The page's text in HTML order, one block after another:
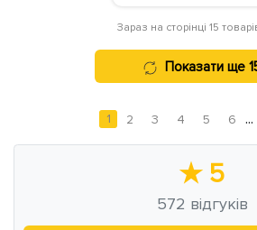
Зараз на сторінці 15
Показати ще
1 2 3 4 5 6 ...
★ 5
572 відгуків